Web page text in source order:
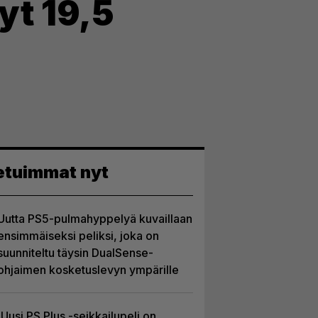
19,5
nyt
PS5-pulmahyppelyä kuvaillaan
peliksi, joka on
täysin DualSense-
kosketuslevyn ympärille